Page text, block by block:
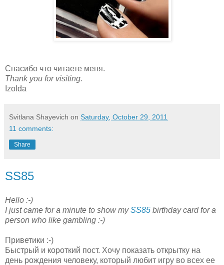
Спасибо что читаете меня.
Thank you for visiting.
Izolda
Svitlana Shayevich on Saturday, October 29, 2011
11 comments:
Share
SS85
Hello :-)
I just came for a minute to show mySS85 birthday card for a
person who like gambling :-)
Приветики :-)
Быстрый и короткий пост. Хочу показать открытку на
день рождения человеку, который любит игру во всех ее